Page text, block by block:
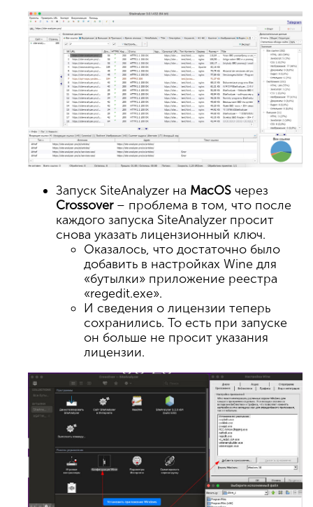
Запуск SiteAnalyzer на MacOS через
Crossover– проблема в том, что после
каждого запуска SiteAnalyzer просит
снова указать лицензионный ключ.
Оказалось, что достаточно было
добавить в настройках Wine для
«бутылки» приложение реестра
«regedit.exe».
И сведения о лицензии теперь
сохранились. То есть при запуске
он больше не просит указания
лицензии.